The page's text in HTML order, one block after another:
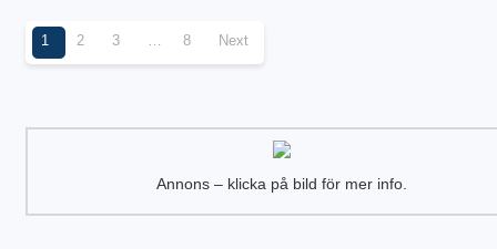
1 2 3 … 8 Next
Annons – klicka på bild för mer info.